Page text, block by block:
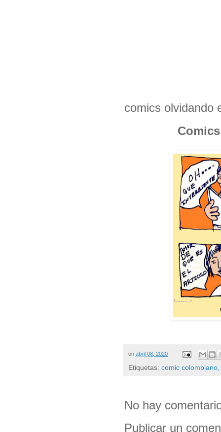
comics olvidando
on abril 08, 2020
Etiquetas: comic colombiano
No hay
Publicar un